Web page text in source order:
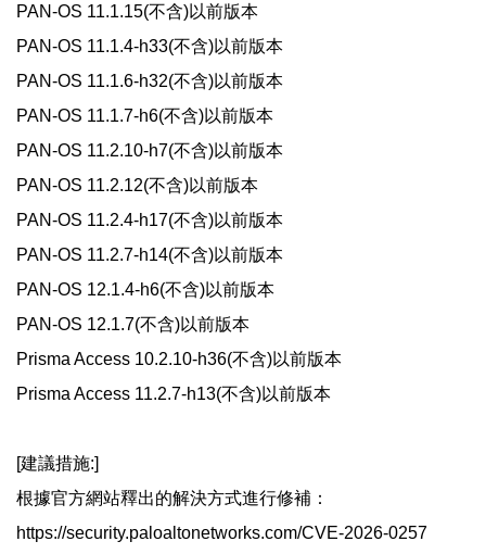
PAN-OS 11.1.15(不含)以前版本
PAN-OS 11.1.4-h33(不含)以前版本
PAN-OS 11.1.6-h32(不含)以前版本
PAN-OS 11.1.7-h6(不含)以前版本
PAN-OS 11.2.10-h7(不含)以前版本
PAN-OS 11.2.12(不含)以前版本
PAN-OS 11.2.4-h17(不含)以前版本
PAN-OS 11.2.7-h14(不含)以前版本
PAN-OS 12.1.4-h6(不含)以前版本
PAN-OS 12.1.7(不含)以前版本
Prisma Access 10.2.10-h36(不含)以前版本
Prisma Access 11.2.7-h13(不含)以前版本
[建議措施:]
根據官方網站釋出的解決方式進行修補：
https://security.paloaltonetworks.com/CVE-2026-0257